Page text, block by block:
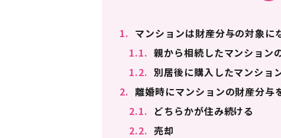
1. マンションは財産分与の対象に
1.1. 親から相続したマンション
1.2. 別居後に購入したマンショ
2. 離婚時にマンションの財産分与
2.1. どちらかが住み続ける
2.2. 売却